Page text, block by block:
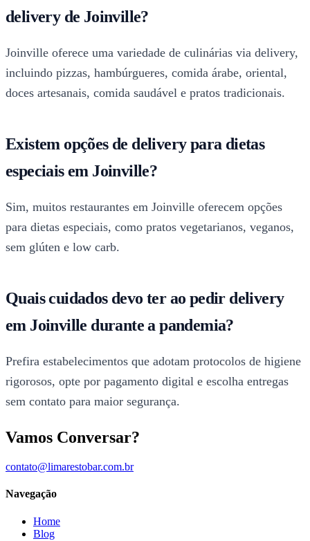
delivery de Joinville?
Joinville oferece uma variedade de culinárias via delivery,
incluindo pizzas, hambúrgueres, comida árabe, oriental,
doces artesanais, comida saudável e pratos tradicionais.
Existem opções de delivery para dietas
especiais em Joinville?
Sim, muitos restaurantes em Joinville oferecem opções
para dietas especiais, como pratos vegetarianos, veganos,
sem glúten e low carb.
Quais cuidados devo ter ao pedir delivery
em Joinville durante a pandemia?
Prefira estabelecimentos que adotam protocolos de higiene
rigorosos, opte por pagamento digital e escolha entregas
sem contato para maior segurança.
Vamos Conversar?
contato@limarestobar.com.br
Navegação
Home
Blog